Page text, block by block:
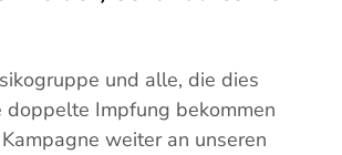
und alle, die dies
doppelte Impfung bekommen
weiter an unseren